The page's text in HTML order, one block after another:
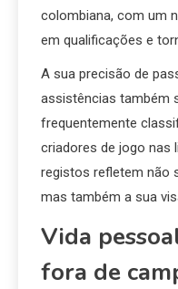
colombiana, com um
em qualificações e
A sua precisão de
assistências também
frequentemente
criadores de jogo nas
registos refletem não
mas também a sua
Vida
fora de